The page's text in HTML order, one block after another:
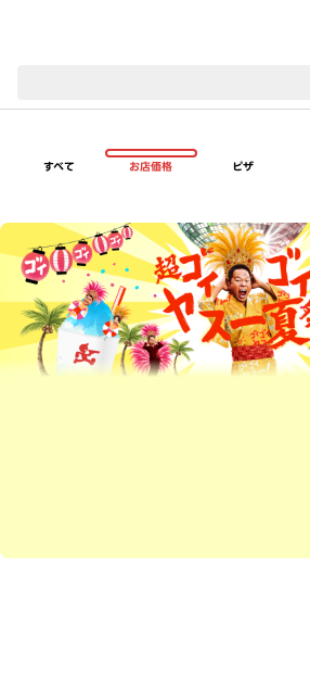
すべて お店価格 ピザ
超ゴイゴイヤスー夏祭